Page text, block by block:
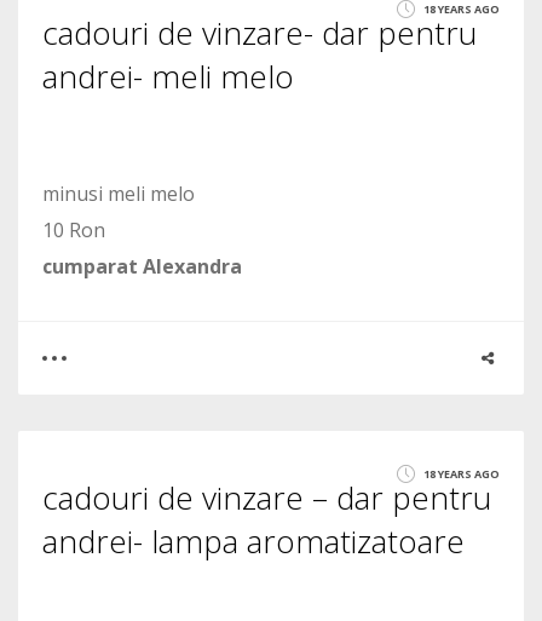
1333
18 YEARS AGO
cadouri de vinzare- dar pentru
andrei- meli melo
minusi meli melo
10 Ron
cumparat Alexandra
1410
18 YEARS AGO
cadouri de vinzare – dar pentru
andrei- lampa aromatizatoare